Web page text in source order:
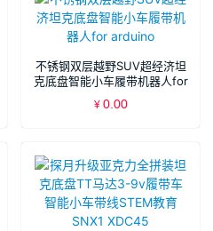
不锈钢双层越野SUV超经济坦
克底盘智能小车履带机器人for
arduino
¥ 0.00